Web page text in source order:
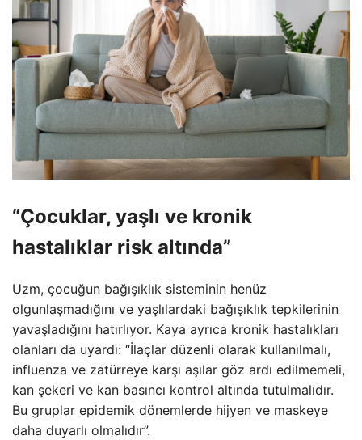
“Çocuklar, yaşlı ve kronik
hastalıklar risk altında”
Uzm, çocuğun bağışıklık sisteminin henüz
olgunlaşmadığını ve yaşlılardaki bağışıklık tepkilerinin
yavaşladığını hatırlıyor. Kaya ayrıca kronik hastalıkları
olanları da uyardı: “İlaçlar düzenli olarak kullanılmalı,
influenza ve zatürreye karşı aşılar göz ardı edilmemeli,
kan şekeri ve kan basıncı kontrol altında tutulmalıdır.
Bu gruplar epidemik dönemlerde hijyen ve maskeye
daha duyarlı olmalıdır”.